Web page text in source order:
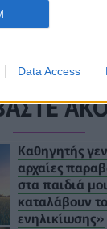
Data Access
Καθηγητής
αρχαίες
στα παιδιά
καταλάβουν
ενηλικίωσης»